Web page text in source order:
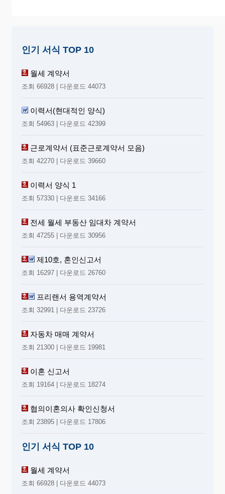
인기 서식 TOP 10
월세 계약서
조회 66928 | 다운로드 44073
이력서(현대적인 양식)
조회 54963 | 다운로드 42399
근로계약서 (표준근로계약서 모음)
조회 42270 | 다운로드 39660
이력서 양식 1
조회 57330 | 다운로드 34166
전세 월세 부동산 임대차 계약서
조회 47255 | 다운로드 30956
제10호, 혼인신고서
조회 16297 | 다운로드 26760
프리랜서 용역계약서
조회 32991 | 다운로드 23726
자동차 매매 계약서
조회 21300 | 다운로드 19981
이혼 신고서
조회 19164 | 다운로드 18274
협의이혼의사 확인신청서
조회 23895 | 다운로드 17806
인기 서식 TOP 10
월세 계약서
조회 66928 | 다운로드 44073